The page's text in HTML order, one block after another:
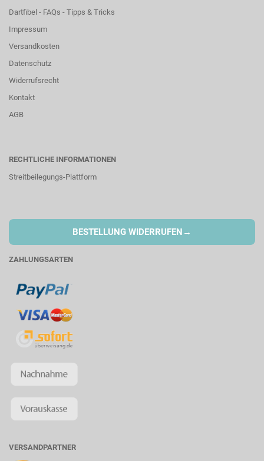
Dartfibel - FAQs - Tipps & Tricks
Impressum
Versandkosten
Datenschutz
Widerrufsrecht
Kontakt
AGB
RECHTLICHE INFORMATIONEN
Streitbeilegungs-Plattform
BESTELLUNG WIDERRUFEN →
ZAHLUNGSARTEN
VERSANDPARTNER